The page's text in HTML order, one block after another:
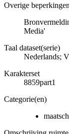
Overige beperkingen
Media'
Taal dataset(serie)
Nederlands;
Karakterset
8859part1
Categorie(en)